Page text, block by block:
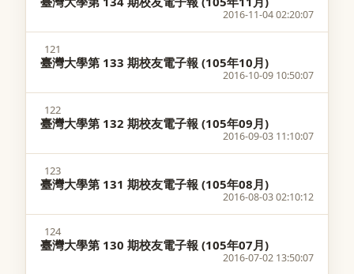
2016-11-04 02:20:07
121
臺灣大學第 133 期校友電子報 (105年10月)
2016-10-09 10:50:07
122
臺灣大學第 132 期校友電子報 (105年09月)
2016-09-03 11:10:07
123
臺灣大學第 131 期校友電子報 (105年08月)
2016-08-03 02:10:12
124
臺灣大學第 130 期校友電子報 (105年07月)
2016-07-02 13:50:07